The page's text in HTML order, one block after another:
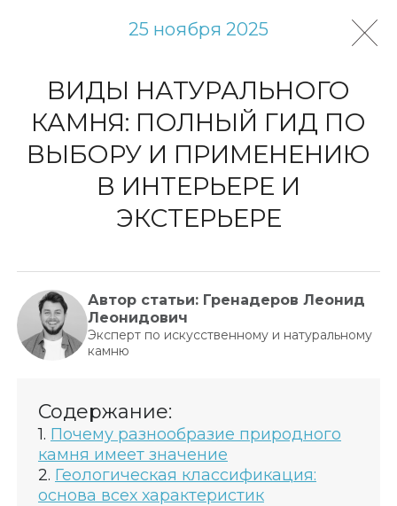
25 ноября 2025
ВИДЫ НАТУРАЛЬНОГО
КАМНЯ: ПОЛНЫЙ ГИД ПО
ВЫБОРУ И ПРИМЕНЕНИЮ
В ИНТЕРЬЕРЕ И
ЭКСТЕРЬЕРЕ
Автор статьи: Гренадеров Леонид
Леонидович
Эксперт по искусственному и натуральному
камню
Содержание:
Почему разнообразие природного
камня имеет значение
Геологическая классификация:
основа всех характеристик